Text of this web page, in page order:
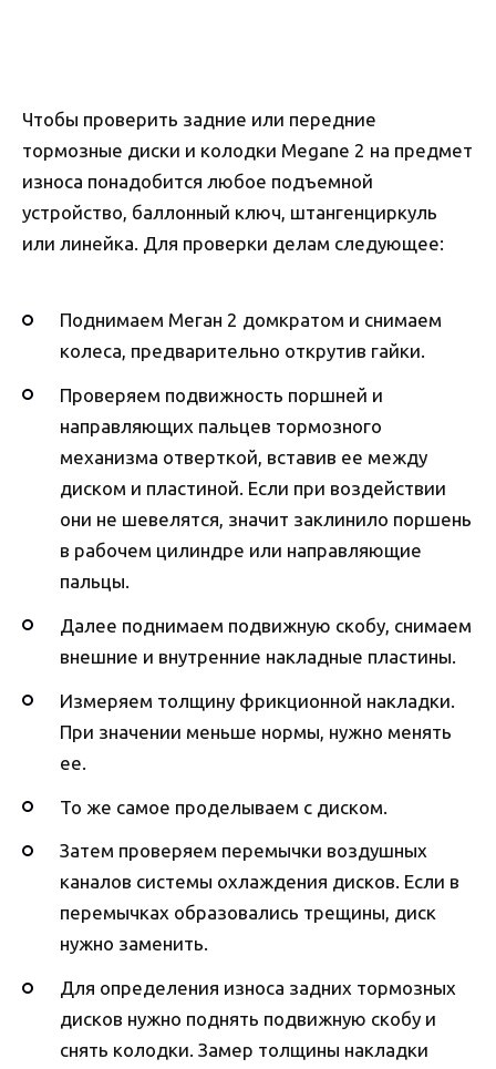
Чтобы проверить задние или передние
тормозные диски и колодки Megane 2 на предмет
износа понадобится любое подъемной
устройство, баллонный ключ, штангенциркуль
или линейка. Для проверки делам следующее:
Поднимаем Меган 2 домкратом и снимаем
колеса, предварительно открутив гайки.
Проверяем подвижность поршней и
направляющих пальцев тормозного
механизма отверткой, вставив ее между
диском и пластиной. Если при воздействии
они не шевелятся, значит заклинило поршень
в рабочем цилиндре или направляющие
пальцы.
Далее поднимаем подвижную скобу, снимаем
внешние и внутренние накладные пластины.
Измеряем толщину фрикционной накладки.
При значении меньше нормы, нужно менять
ее.
То же самое проделываем с диском.
Затем проверяем перемычки воздушных
каналов системы охлаждения дисков. Если в
перемычках образовались трещины, диск
нужно заменить.
Для определения износа задних тормозных
дисков нужно поднять подвижную скобу и
снять колодки. Замер толщины накладки